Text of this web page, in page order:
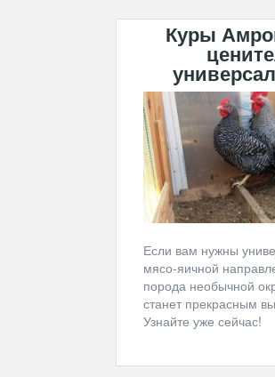
Куры
Если вам нужны
мясо-яичной
порода необычной
станет прекрасным
Узнайте уже сейчас!